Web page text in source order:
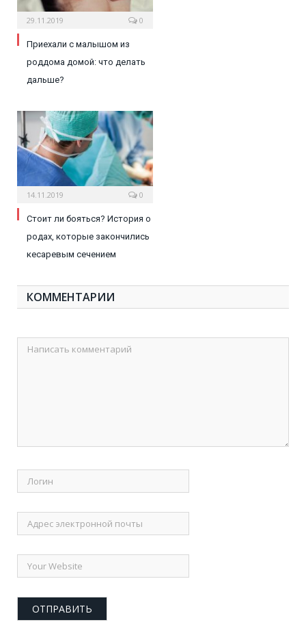
29.11.2019 0
Приехали с малышом из
роддома домой: что делать
дальше?
14.11.2019 0
Стоит ли бояться? История о
родах, которые закончились
кесаревым сечением
КОММЕНТАРИИ